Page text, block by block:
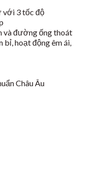
với 3 tốc độ
và đường ống thoát
bỉ, hoạt động êm ái,
Châu Âu